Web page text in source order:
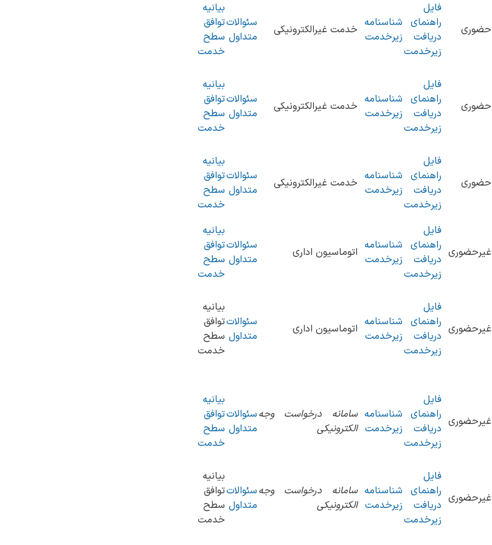
حضوری
فایل
راهنمای
دریافت
زیرخدمت
شناسنامه
زیرخدمت خدمت غیرالکترونیکی
سئوالات
متداول
بیانیه
توافق
سطح
خدمت
حضوری
فایل
راهنمای
دریافت
زیرخدمت
شناسنامه
زیرخدمت خدمت غیرالکترونیکی
سئوالات
متداول
بیانیه
توافق
سطح
خدمت
حضوری
فایل
راهنمای
دریافت
زیرخدمت
شناسنامه
زیرخدمت خدمت غیرالکترونیکی
سئوالات
متداول
بیانیه
توافق
سطح
خدمت
غیرحضوری
فایل
راهنمای
دریافت
زیرخدمت
شناسنامه
زیرخدمت اتوماسیون اداری
سئوالات
متداول
بیانیه
توافق
سطح
خدمت
غیرحضوری
فایل
راهنمای
دریافت
زیرخدمت
شناسنامه
زیرخدمت اتوماسیون اداری
سئوالات
متداول
بیانیه
توافق
سطح
خدمت
غیرحضوری
فایل
راهنمای
دریافت
زیرخدمت
شناسنامه
زیرخدمت
سامانه درخواست وجه
الکترونیکی
سئوالات
متداول
بیانیه
توافق
سطح
خدمت
غیرحضوری
فایل
راهنمای
دریافت
زیرخدمت
شناسنامه
زیرخدمت
سامانه درخواست وجه
الکترونیکی
سئوالات
متداول
بیانیه
توافق
سطح
خدمت